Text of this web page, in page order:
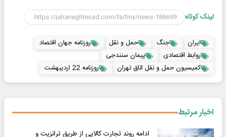
لینک کوتاه
ایران جنگ حمل و نقل
روزنامه جهان اقتصاد
روابط اقتصادی
پیمان سنندجی
کمیسیون حمل و نقل اتاق تهران
روزنامه 22 اردیبهشت
اخبار مرتبط
ادامه روند تجارت کالایی از طریق ترانزیت و